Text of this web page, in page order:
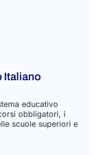
Italiano
educativo
obbligatori, i
scuole superiori e